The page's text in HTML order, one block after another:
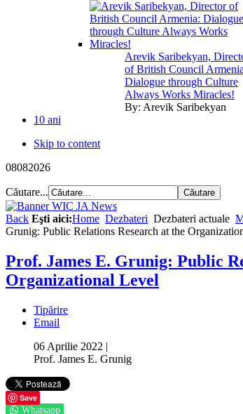
Arevik Saribekyan,
of British Council
Dialogue through Culture
Always Works Miracles!
By: Arevik Saribekyan
10 ani
Skip to content
08082026
Căutare...
Back Eşti aici:Home Dezbateri Dezbateri actuale
Grunig: Public Relations Research at the
Prof. James E. Grunig: Public
Organizational Level
Tipărire
Email
06 Aprilie 2022 |
Prof. James E. Grunig
Save
Whatsapp